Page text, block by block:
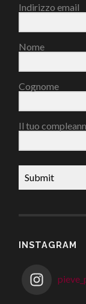
Indirizzo email
Nome
Cognome
Il tuo
Submit
INSTAGRAM